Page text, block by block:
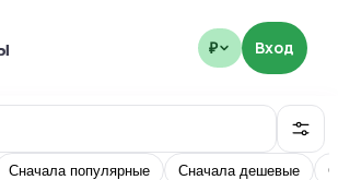
₽ Вход
Сначала популярные Сначала дешевые